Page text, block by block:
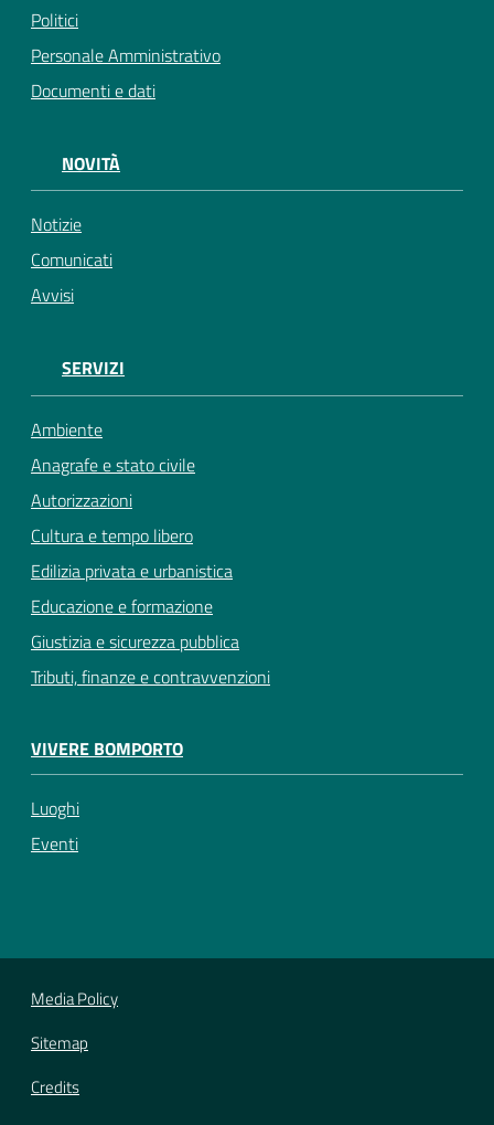
Politici
Personale Amministrativo
Documenti e dati
NOVITÀ
Notizie
Comunicati
Avvisi
SERVIZI
Ambiente
Anagrafe e stato civile
Autorizzazioni
Cultura e tempo libero
Edilizia privata e urbanistica
Educazione e formazione
Giustizia e sicurezza pubblica
Tributi, finanze e contravvenzioni
VIVERE BOMPORTO
Luoghi
Eventi
Media Policy
Sitemap
Credits